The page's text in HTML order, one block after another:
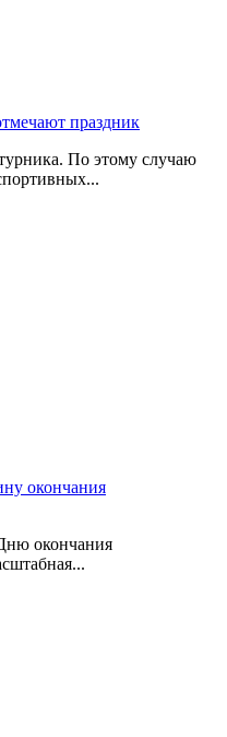
праздник
По этому случаю
окончания
окончания